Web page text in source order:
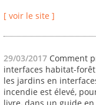
[ voir le site ]
29/03/2017 Comment
interfaces habitat-
les jardins en
incendie est élevé,